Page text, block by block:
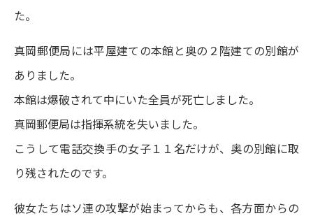
た。
真岡郵便局には平屋建ての本館と奥の２階建ての別館が
ありました。
本館は爆破されて中にいた全員が死亡しました。
真岡郵便局は指揮系統を失いました。
こうして電話交換手の女子１１名だけが、奥の別館に取
り残されたのです。
彼女たちはソ連の攻撃が始まってからも、各方面からの